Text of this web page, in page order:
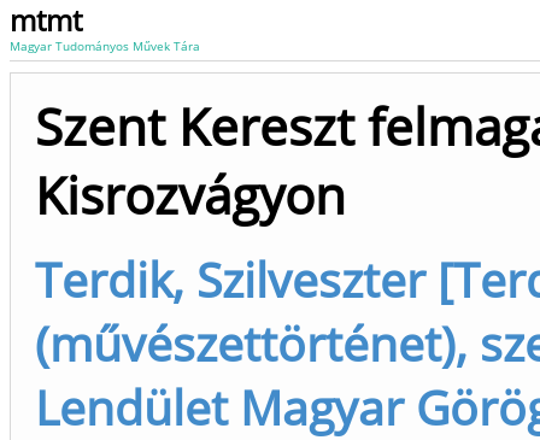
mtmt
Magyar Tudományos Művek Tára
Szent Kereszt
Kisrozvágyon
Terdik, Szilveszter
(művészettörténet),
Lendület Magyar